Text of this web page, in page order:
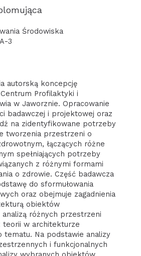
Środowiska
3
autorską koncepcję
Profilaktyki i
w Jaworznie. Opracowanie
badawczej i projektowej oraz
na zidentyfikowane potrzeby
tworzenia przestrzeni o
łączących różne
spełniających potrzeby
z różnymi formami
o zdrowie. Część badawcza
do sformułowania
oraz obejmuje zagadnienia
obiektów
różnych przestrzeni
teorii w architekturze
tematu. Na podstawie analizy
i funkcjonalnych